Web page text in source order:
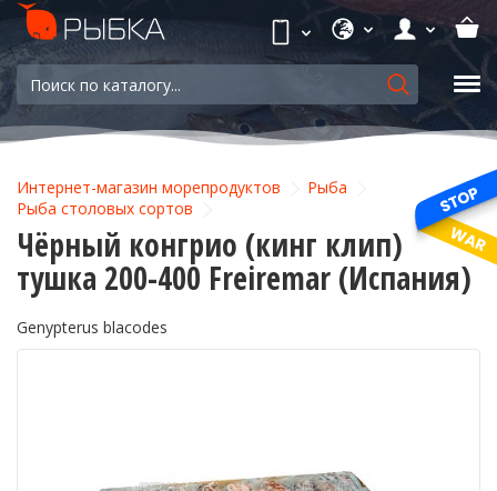
Интернет-магазин морепродуктов
Рыба
Рыба столовых сортов
Чёрный конгрио (кинг клип)
тушка 200-400 Freiremar (Испания)
Genypterus blacodes